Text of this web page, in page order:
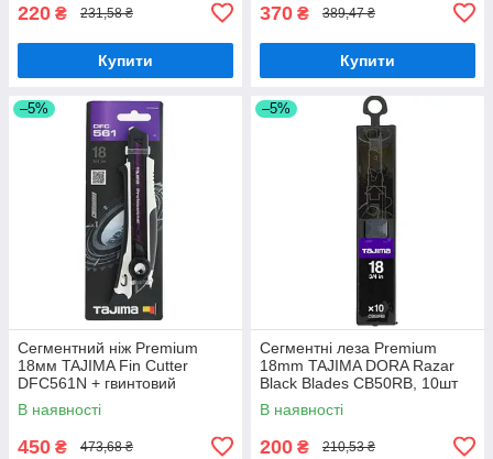
220 ₴ 231,58 ₴
Купити
370 ₴ 389,47 ₴
Купити
–5%
Сегментний ніж Premium
18мм TAJIMA Fin Cutter
DFC561N + гвинтовий
фіксатор
В наявності
450 ₴ 473,68 ₴
–5%
Сегментні леза Premium
18mm TAJIMA DORA Razar
Black Blades CB50RB, 10шт
В наявності
200 ₴ 210,53 ₴